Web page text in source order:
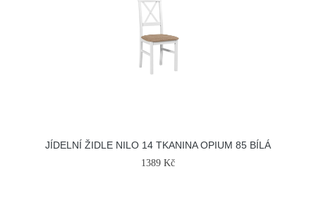
JÍDELNÍ ŽIDLE NILO 14 TKANINA OPIUM 85 BÍLÁ
1389 Kč